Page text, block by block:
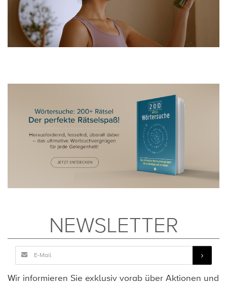
NEWSLETTER
Wir informieren Sie exklusiv vorab über Aktionen und